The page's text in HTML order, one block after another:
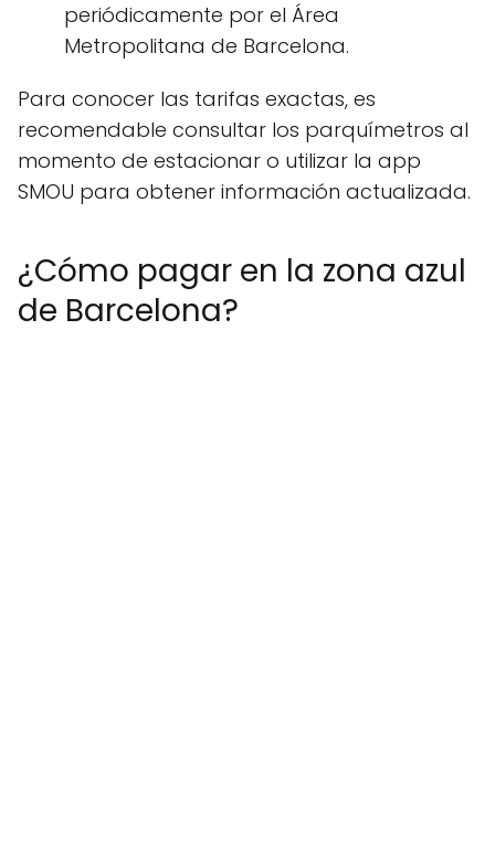
periódicamente por el Área
Metropolitana de Barcelona.
Para conocer las tarifas exactas, es
recomendable consultar los parquímetros al
momento de estacionar o utilizar la app
SMOU para obtener información actualizada.
¿Cómo pagar en la zona azul
de Barcelona?